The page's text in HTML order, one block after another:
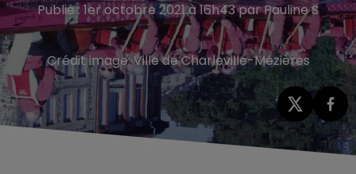
Publié : 1er octobre 2021 à 16h43 par Pauline S
Crédit image:Ville de Charleville-Mézières